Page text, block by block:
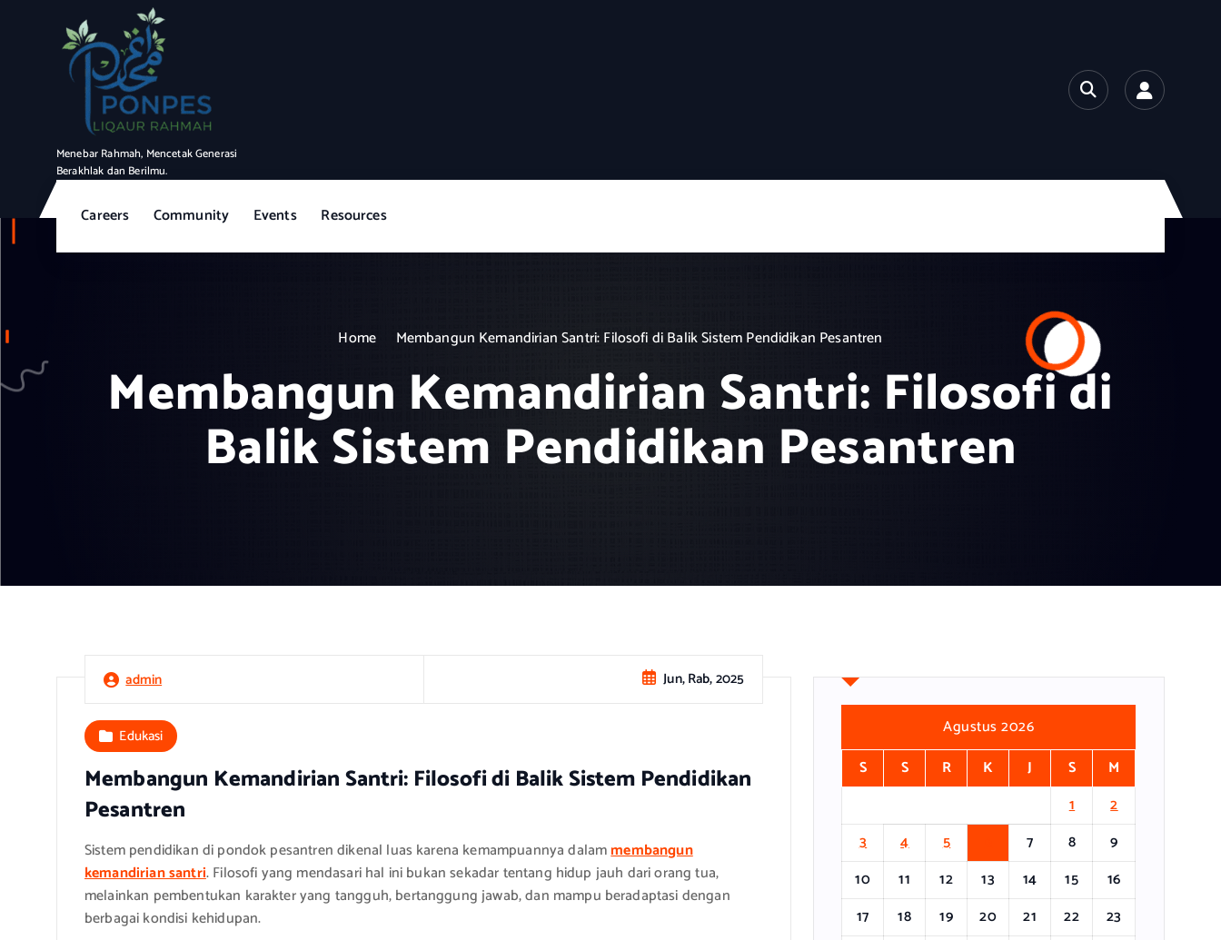
t
Menebar Rahmah, Mencetak Generasi
Berakhlak dan Berilmu.
Careers Community Events Resources
Home Membangun Kemandirian Santri: Filosofi di Balik Sistem Pendidikan Pesantren
Membangun Kemandirian Santri: Filosofi di
Balik Sistem Pendidikan Pesantren
admin Jun, Rab, 2025
Edukasi
Membangun Kemandirian Santri: Filosofi di Balik Sistem Pendidikan
Pesantren
Sistem pendidikan di pondok pesantren dikenal luas karena kemampuannya dalammembangun
kemandirian santri. Filosofi yang mendasari hal ini bukan sekadar tentang hidup jauh dari orang tua,
melainkan pembentukan karakter yang tangguh, bertanggung jawab, dan mampu beradaptasi dengan
berbagai kondisi kehidupan.
Agustus 2026
S
S R K J S
M
1
2
3
4 5 7 8
9
10
11 12 13 14 15
16
17
18 19 20 21 22
23